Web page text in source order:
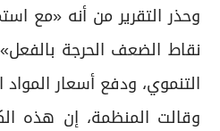
وحذر التقرير من أنه «مع
نقاط الضعف الحرجة
التنموي، ودفع أسعار
وقالت المنظمة، إن هذه